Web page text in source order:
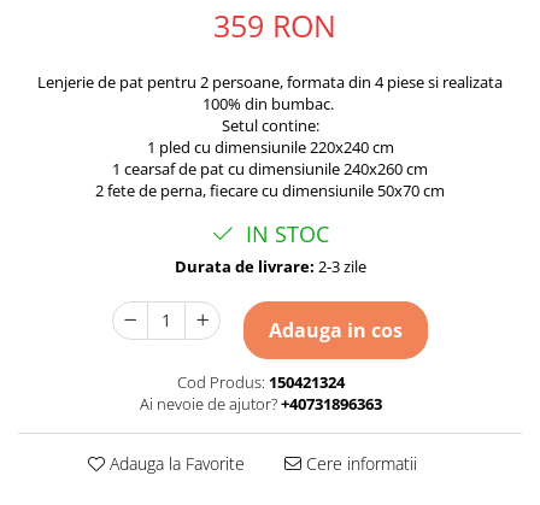
359 RON
Lenjerie de pat pentru 2 persoane, formata din 4 piese si realizata
100% din bumbac.
Setul contine:
1 pled cu dimensiunile 220x240 cm
1 cearsaf de pat cu dimensiunile 240x260 cm
2 fete de perna, fiecare cu dimensiunile 50x70 cm
IN STOC
Durata de livrare: 2-3 zile
Adauga in cos
Cod Produs: 150421324
Ai nevoie de ajutor?+40731896363
Adauga la Favorite Cere informatii